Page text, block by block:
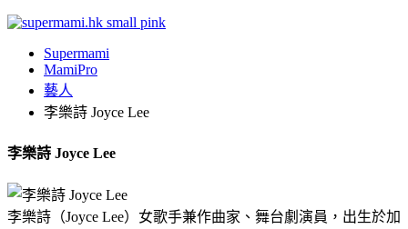
Supermami
MamiPro
藝人
李樂詩 Joyce Lee
李樂詩 Joyce Lee
李樂詩（Joyce Lee）女歌手兼作曲家、舞台劇演員，出生於加